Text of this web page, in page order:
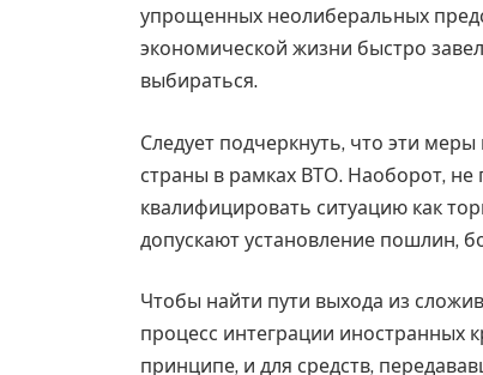
упрощенных неолиберальных
экономической жизни быстро
выбираться.
Следует подчеркнуть, что эти
страны в рамках ВТО. Наоборот,
квалифицировать ситуацию как
допускают установление пошлин,
Чтобы найти пути выхода из
процесс интеграции иностранных
принципе, и для средств,